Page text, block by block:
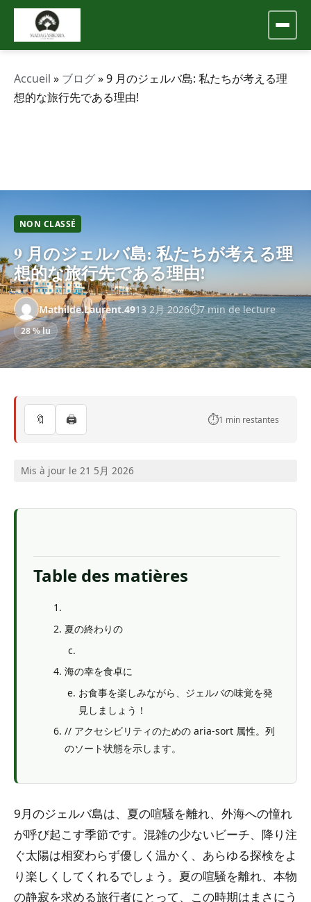
Accueil » ブログ»9 月のジェルバ島: 私たちが考える理
想的な旅行先である理由!
NON CLASSÉ
9 月のジェルバ島: 私たちが考える理
想的な旅行先である理由!
Mathilde.Laurent.4913 2月 2026 7 min de lecture
28 % lu
🔖 🖨️ ⏱️1 min restantes
Mis à jour le 21 5月 2026
Table des matières
夏の終わりの
海の幸を食卓に
お食事を楽しみながら、ジェルバの味覚を発
見しましょう！
// アクセシビリティのための aria-sort 属性。列
のソート状態を示します。
9月のジェルバ島は、夏の喧騒を離れ、外海への憧れ
が呼び起こす季節です。混雑の少ないビーチ、降り注
ぐ太陽は相変わらず優しく温かく、あらゆる探検をよ
り楽しくしてくれるでしょう。夏の喧騒を離れ、本物
の静寂を求める旅行者にとって、この時期はまさにう